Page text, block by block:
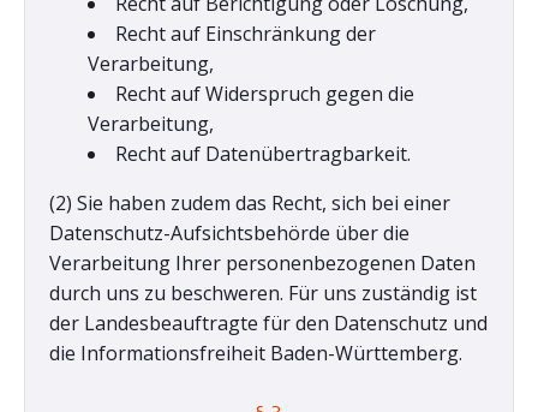
Recht auf Einschränkung der
Verarbeitung,
Recht auf Widerspruch gegen die
Verarbeitung,
Recht auf Datenübertragbarkeit.
(2) Sie haben zudem das Recht, sich bei einer
Datenschutz-Aufsichtsbehörde über die
Verarbeitung Ihrer personenbezogenen Daten
durch uns zu beschweren. Für uns zuständig ist
der Landesbeauftragte für den Datenschutz und
die Informationsfreiheit Baden-Württemberg.